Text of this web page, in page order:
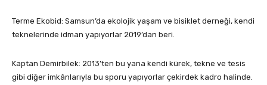
Terme Ekobid: Samsun’da ekolojik yaşam ve bisiklet derneği, kendi
teknelerinde idman yapıyorlar 2019’dan beri.
Kaptan Demirbilek: 2013’ten bu yana kendi kürek, tekne ve tesis
gibi diğer imkânlarıyla bu sporu yapıyorlar çekirdek kadro halinde.